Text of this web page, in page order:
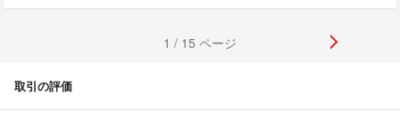
1 / 15 ページ
取引の評価